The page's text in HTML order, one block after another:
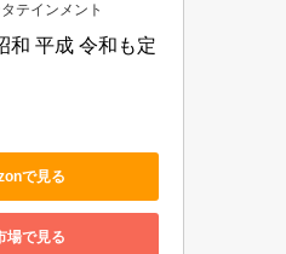
テインメント
和 平成 令和も定
で見る
場で見る